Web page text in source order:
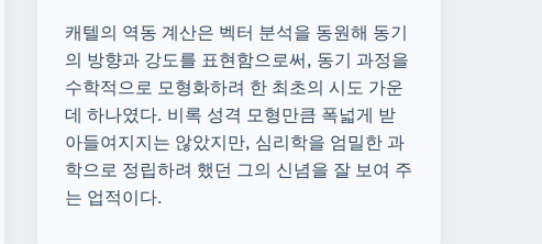
캐텔의 역동 계산은 벡터 분석을 동원해 동기
의 방향과 강도를 표현함으로써, 동기 과정을
수학적으로 모형화하려 한 최초의 시도 가운
데 하나였다. 비록 성격 모형만큼 폭넓게 받
아들여지지는 않았지만, 심리학을 엄밀한 과
학으로 정립하려 했던 그의 신념을 잘 보여 주
는 업적이다.